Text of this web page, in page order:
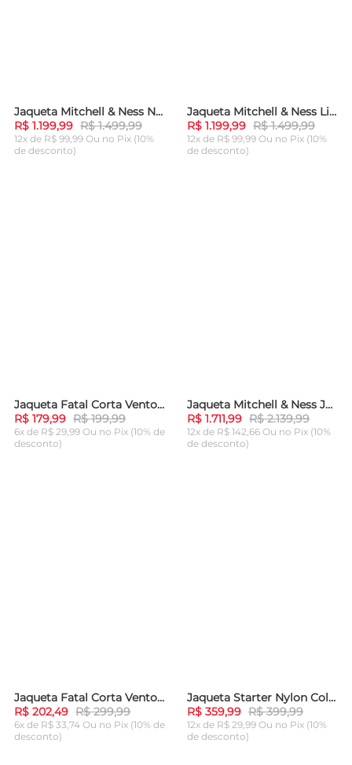
-20%Jaqueta Mitchell & Ness NBA Big Face 4.0 Satin Jacket Chicago Bulls Preta
R$ 1.199,99 R$ 1.499,99
12x de R$ 99,99 Ou no Pix (10%
de desconto)
-20%Jaqueta Mitchell & Ness Lightweight Satin Jacket Chicago Bulls Vermelha
R$ 1.199,99 R$ 1.499,99
12x de R$ 99,99 Ou no Pix (10%
de desconto)
-10%Jaqueta Fatal Corta Vento Cinza
R$ 179,99 R$ 199,99
6x de R$ 29,99 Ou no Pix (10% de
desconto)
-20%
Jaqueta Mitchell & Ness Jersey Authentic Warm Up Chicago Bulls 1992-1993 Vermelha
R$ 1.711,99 R$ 2.139,99
12x de R$ 142,66 Ou no Pix (10%
de desconto)
-32%Jaqueta Fatal Corta Vento Aberta Com Capuz Preta
R$ 202,49 R$ 299,99
6x de R$ 33,74 Ou no Pix (10% de
desconto)
-10%Jaqueta Starter Nylon Collab Coca Cola Cut Logos Preta
R$ 359,99 R$ 399,99
12x de R$ 29,99 Ou no Pix (10%
de desconto)